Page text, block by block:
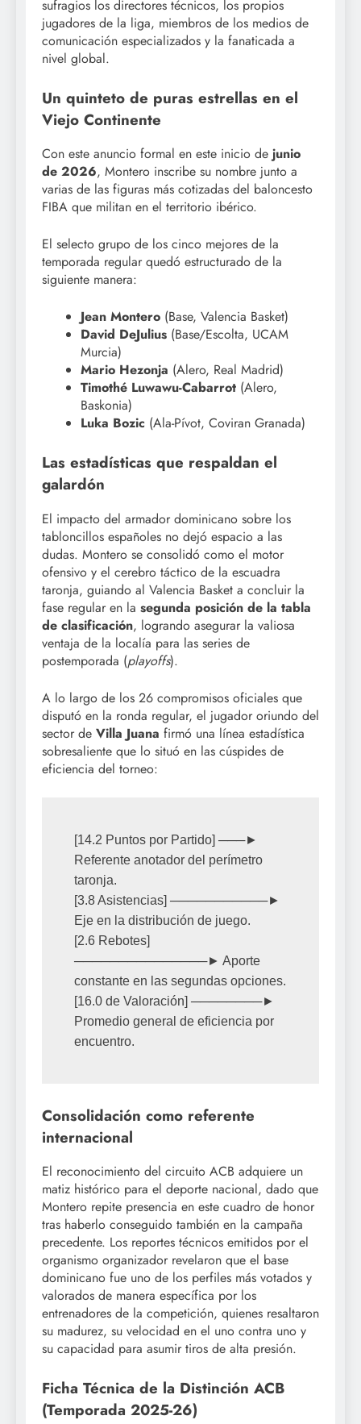
sufragios los directores técnicos, los propios
jugadores de la liga, miembros de los medios de
comunicación especializados y la fanaticada a
nivel global.
Un quinteto de puras estrellas en el
Viejo Continente
Con este anuncio formal en este inicio de junio
de 2026, Montero inscribe su nombre junto a
varias de las figuras más cotizadas del baloncesto
FIBA que militan en el territorio ibérico.
El selecto grupo de los cinco mejores de la
temporada regular quedó estructurado de la
siguiente manera:
Jean Montero (Base, Valencia Basket)
David DeJulius (Base/Escolta, UCAM
Murcia)
Mario Hezonja (Alero, Real Madrid)
Timothé Luwawu-Cabarrot (Alero,
Baskonia)
Luka Bozic (Ala-Pívot, Coviran Granada)
Las estadísticas que respaldan el
galardón
El impacto del armador dominicano sobre los
tabloncillos españoles no dejó espacio a las
dudas. Montero se consolidó como el motor
ofensivo y el cerebro táctico de la escuadra
taronja, guiando al Valencia Basket a concluir la
fase regular en la segunda posición de la tabla
de clasificación, logrando asegurar la valiosa
ventaja de la localía para las series de
postemporada (playoffs).
A lo largo de los 26 compromisos oficiales que
disputó en la ronda regular, el jugador oriundo del
sector de Villa Juana firmó una línea estadística
sobresaliente que lo situó en las cúspides de
eficiencia del torneo:
[14.2 Puntos por Partido] ───►
Referente anotador del perímetro
taronja.
[3.8 Asistencias] ───────────►
Eje en la distribución de juego.
[2.6 Rebotes]
───────────────► Aporte
constante en las segundas opciones.
[16.0 de Valoración] ────────►
Promedio general de eficiencia por
Consolidación como referente
internacional
El reconocimiento del circuito ACB adquiere un
matiz histórico para el deporte nacional, dado que
Montero repite presencia en este cuadro de honor
tras haberlo conseguido también en la campaña
precedente. Los reportes técnicos emitidos por el
organismo organizador revelaron que el base
dominicano fue uno de los perfiles más votados y
valorados de manera específica por los
entrenadores de la competición, quienes resaltaron
su madurez, su velocidad en el uno contra uno y
su capacidad para asumir tiros de alta presión.
Ficha Técnica de la Distinción ACB
(Temporada 2025-26)